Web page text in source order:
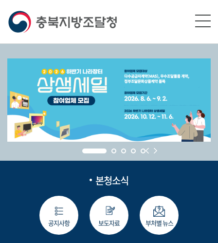
본청소식
공지사항 보도자료 부처별 뉴스